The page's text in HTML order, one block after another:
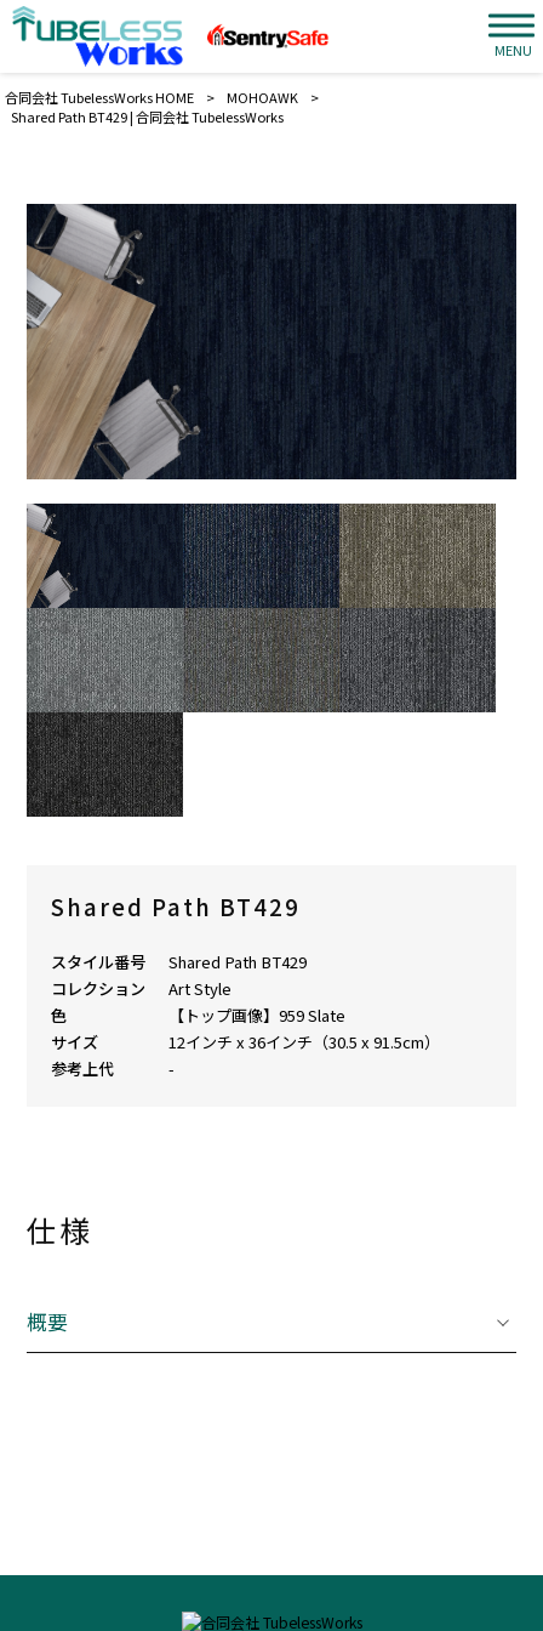
MENU
合同会社 TubelessWorks HOME > MOHOAWK
>
Shared Path BT429 | 合同会社 TubelessWorks
Shared Path BT429
スタイル番号
Shared Path BT429
コレクション
Art Style
色
【トップ画像】959 Slate
サイズ
12インチ x 36インチ（30.5 x 91.5cm）
参考上代
-
仕様
概要